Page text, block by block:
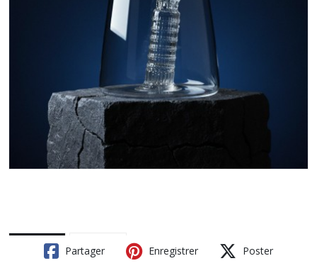
Partager Enregistrer Poster